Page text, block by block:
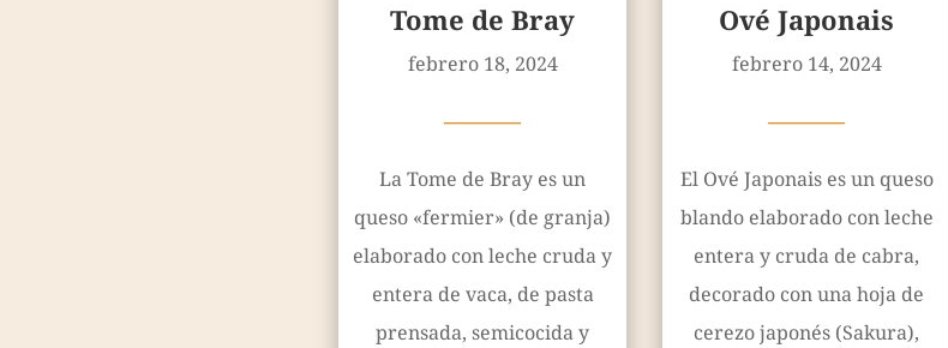
Tome de Bray
febrero 18, 2024
————
La Tome de Bray es un
queso «fermier» (de granja)
elaborado con leche cruda y
entera de vaca, de pasta
prensada, semicocida y
Ové Japonais
febrero 14, 2024
————
El Ové Japonais es un queso
blando elaborado con leche
entera y cruda de cabra,
decorado con una hoja de
cerezo japonés (Sakura),